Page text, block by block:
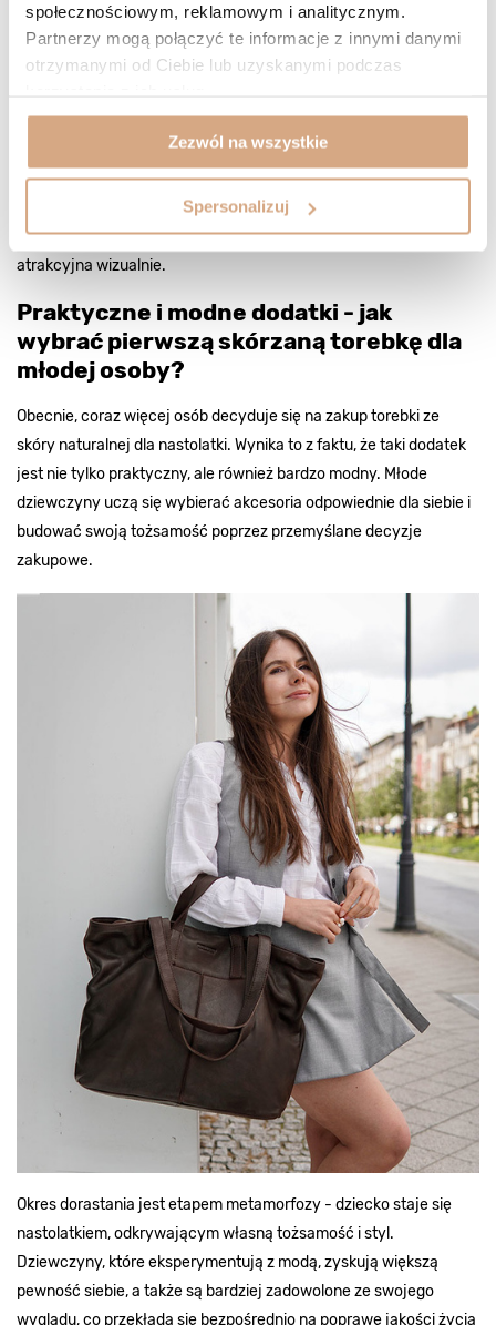
społecznościowym, reklamowym i analitycznym.
Partnerzy mogą połączyć te informacje z innymi danymi
otrzymanymi od Ciebie lub uzyskanymi podczas
Zezwól na wszystkie
Spersonalizuj
uszkodzenia. Solidnie wykonana, może posłużyć przez dłuższy
czas.
struktura sprawia, że drobne zadrapania i ślady użytkowania tylko
dodają charakteru. W przeciwieństwie do materiałów
syntetycznych, które po kilku miesiącach intensywnego
użytkowania tracą swój pierwotny wygląd, prawdziwa skóra z
czasem nabiera koloru patyny i staje się jeszcze bardziej
atrakcyjna wizualnie.
Praktyczne i modne dodatki - jak
wybrać pierwszą skórzaną torebkę dla
młodej osoby?
Obecnie, coraz więcej osób decyduje się na zakup torebki ze
skóry naturalnej dla nastolatki. Wynika to z faktu, że taki dodatek
jest nie tylko praktyczny, ale również bardzo modny. Młode
dziewczyny uczą się wybierać akcesoria odpowiednie dla siebie i
budować swoją tożsamość poprzez przemyślane decyzje
zakupowe.
Okres dorastania jest etapem metamorfozy - dziecko staje się
nastolatkiem, odkrywającym własną tożsamość i styl.
Dziewczyny, które eksperymentują z modą, zyskują większą
pewność siebie, a także są bardziej zadowolone ze swojego
wyglądu, co przekłada się bezpośrednio na poprawę jakości życia